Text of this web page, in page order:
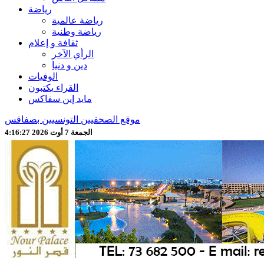
رياضة
رياضة عالمية
رياضة وطنية
ثقافة و إعلام
الرأي الآخر
دين و دنيا
الوفيات
القراء يكتبون
مايد إين سفاكس
موقع الصحفيين التونسيين بصفاقس
الجمعة 7 أوت 2026 4:16:30